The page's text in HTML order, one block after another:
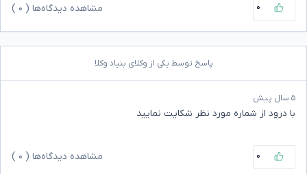
۰ مشاهده دیدگاه‌ها ( ۰
پاسخ توسط یکی از وکلای بنیاد وکلا
۵ سال پیش
با درود از شماره مورد نظر شکایت نمایید
۰ مشاهده دیدگاه‌ها ( ۰